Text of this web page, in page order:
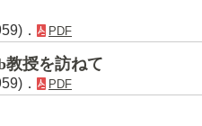
． PDF
教授を訪ねて
． PDF